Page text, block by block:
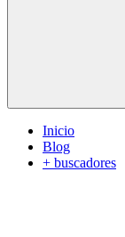
Inicio
Blog
+ buscadores